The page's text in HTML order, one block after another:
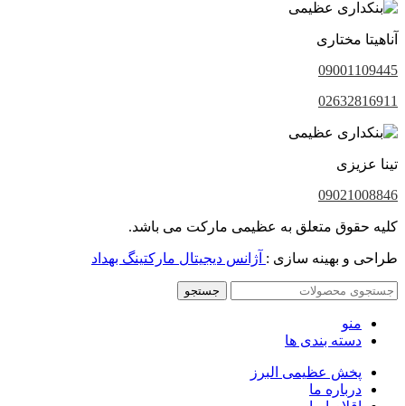
آناهیتا مختاری
09001109445
02632816911
تینا عزیزی
09021008846
کلیه حقوق متعلق به عظیمی مارکت می باشد.
طراحی و بهینه سازی : آژانس دیجیتال مارکتینگ بهداد
جستجو
منو
دسته بندی ها
پخش عظیمی البرز
درباره ما